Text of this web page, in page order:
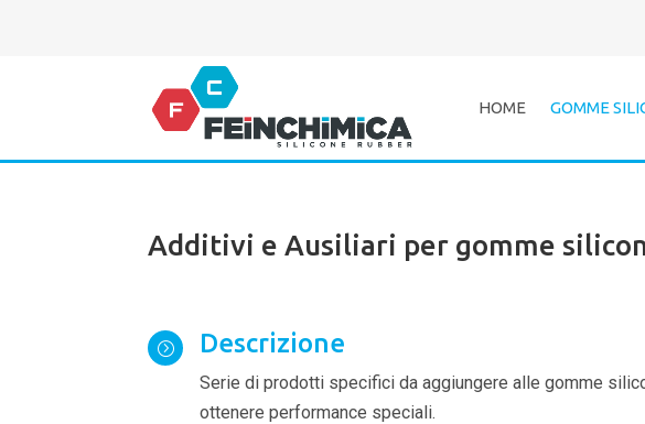
HOME GOMME
Additivi e Ausiliari per gomme
= Descrizione
Serie di prodotti specifici da aggiungere alle gomme
ottenere performance speciali.